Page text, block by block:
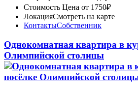
Стоимость Цена от 1750₽
ЛокацияСмотреть на карте
КонтактыСобственник
Однокомнатная квартира в
Олимпийской столицы